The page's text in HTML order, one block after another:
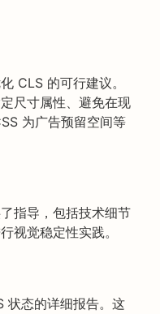
CLS 的可行建议。
尺寸属性、避免在现
为广告预留空间等
指导，包括技术细节
视觉稳定性实践。
状态的详细报告。这